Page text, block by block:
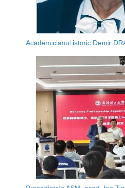
Academicianul istoric Demir